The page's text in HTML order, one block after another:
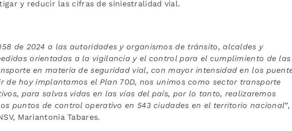
y reducir las cifras de siniestralidad vial.
de 2024 a las autoridades y organismos de tránsito, alcaldes y
orientadas a la vigilancia y el control para el cumplimiento de las
en materia deseguridad vial, con mayor intensidad en los
de hoy implantamos el Plan 70D, nos unimos como sector transporte
para salvas vidas en las vías del país, por lo tanto, realizaremos
puntos de control operativo en 543 ciudades en el territorio nacional”,
Mariantonia Tabares.